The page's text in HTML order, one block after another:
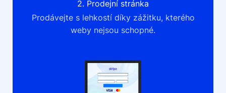
2. Prodejní stránka
Prodávejte s lehkostí díky zážitku, kterého
weby nejsou schopné.